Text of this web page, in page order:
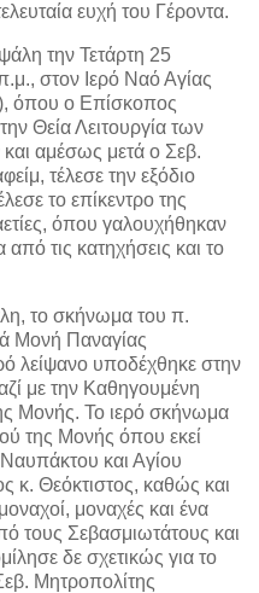
ευχή του Γέροντα.
την Τετάρτη 25
στον Ιερό Ναό Αγίας
όπου ο Επίσκοπος
Θεία Λειτουργία των
αμέσως μετά ο Σεβ.
τέλεσε την εξόδιο
το επίκεντρο της
όπου γαλουχήθηκαν
από τις κατηχήσεις και το
το σκήνωμα του π.
Μονή Παναγίας
λείψανο υποδέχθηκε στην
με την Καθηγουμένη
Μονής. Το ιερό σκήνωμα
της Μονής όπου εκεί
και Αγίου
κ. Θεόκτιστος, καθώς και
μοναχές και ένα
τους Σεβασμιωτάτους και
δε σχετικώς για το
Μητροπολίτης